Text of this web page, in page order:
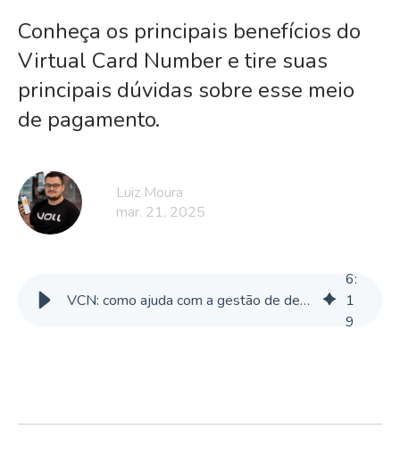
Conheça os principais benefícios do
Virtual Card Number e tire suas
principais dúvidas sobre esse meio
de pagamento.
Luiz Moura
mar. 21, 2025
VCN: como ajuda com a gestão de despesas e como usar em viagens corporativas?
6:
1
9